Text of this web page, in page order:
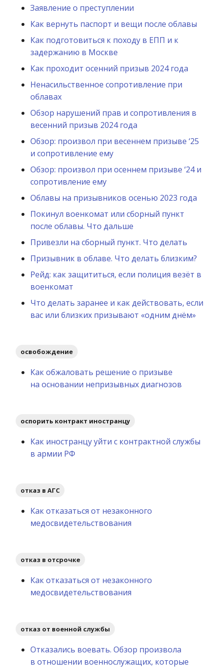
Заявление о преступлении
Как вернуть паспорт и вещи после облавы
Как подготовиться к походу в ЕПП и к
задержанию в Москве
Как проходит осенний призыв 2024 года
Ненасильственное сопротивление при
облавах
Обзор нарушений прав и сопротивления в
весенний призыв 2024 года
Обзор: произвол при весеннем призыве ‘25
и сопротивление ему
Обзор: произвол при осеннем призыве ‘24 и
сопротивление ему
Облавы на призывников осенью 2023 года
Покинул военкомат или сборный пункт
после облавы. Что дальше
Привезли на сборный пункт. Что делать
Призывник в облаве. Что делать близким?
Рейд: как защититься, если полиция везёт в
военкомат
Что делать заранее и как действовать, если
вас или близких призывают «одним днём»
освобождение
Как обжаловать решение о призыве
на основании непризывных диагнозов
оспорить контракт иностранцу
Как иностранцу уйти с контрактной службы
в армии РФ
отказ в АГС
Как отказаться от незаконного
медосвидетельствования
отказ в отсрочке
Как отказаться от незаконного
медосвидетельствования
отказ от военной службы
Отказались воевать. Обзор произвола
в отношении военнослужащих, которые